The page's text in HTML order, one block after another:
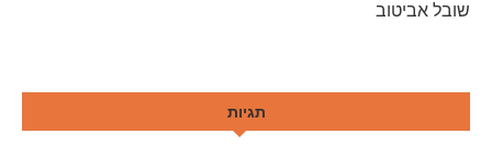
שובל אביטוב
תגיות